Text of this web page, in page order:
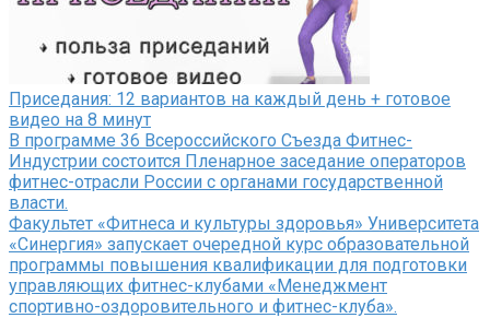
Приседания: 12 вариантов на каждый день + готовое
видео на 8 минут
В программе 36 Всероссийского Съезда Фитнес-
Индустрии состоится Пленарное заседание операторов
фитнес-отрасли России с органами государственной
власти.
Факультет «Фитнеса и культуры здоровья» Университета
«Синергия» запускает очередной курс образовательной
программы повышения квалификации для подготовки
управляющих фитнес-клубами «Менеджмент
спортивно-оздоровительного и фитнес-клуба».